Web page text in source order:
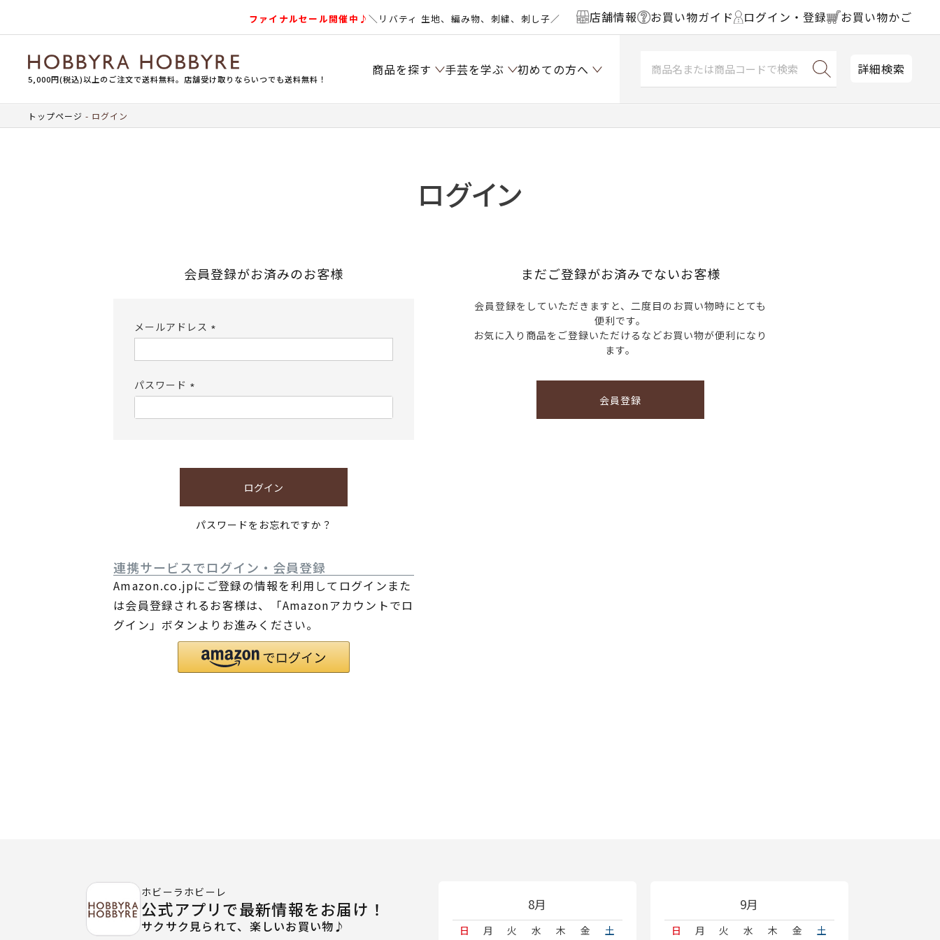
ファイナルセール開催中♪＼リバティ 生地、編み物、刺繍、刺し子／ 店舗情報 お買い物ガイド ログイン・登録 お買い物かご
5,000円(税込)以上のご注文で送料無料。店舗受け取りならいつでも送料無料！
商品を探す 手芸を学ぶ 初めての方へ 詳細検索
トップページ ログイン
ログイン
会員登録がお済みのお客様
メールアドレス
須)
パスワード
須)
ログイン
パスワードをお忘れですか？
連携サービスでログイン・会員登録
Amazon.co.jpにご登録の情報を利用してログインまた
は会員登録されるお客様は、「Amazonアカウントでロ
グイン」ボタンよりお進みください。
まだご登録がお済みでないお客様
会員登録をしていただきますと、二度目のお買い物時にとても
便利です。
お気に入り商品をご登録いただけるなどお買い物が便利になり
ます。
会員登録
8月
日 月 火 水 木 金 土
9月
日 月 火 水 木 金 土
ホビーラホビーレ
公式アプリで最新情報をお届け！
サクサク見られて、楽しいお買い物♪